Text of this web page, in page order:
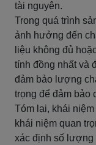
tài nguyên.
Trong quá trình
ảnh hưởng đến
liệu không đủ
tính đồng nhất và
đảm bảo lượng
trọng để đảm bảo
Tóm lại, khái
khái niệm quan
xác định số lượng